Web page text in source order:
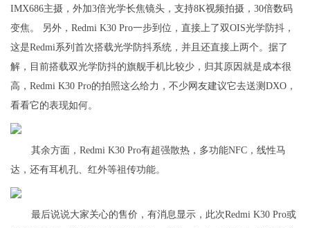
IMX686主摄，外加3倍光学长焦镜头，支持8K视频拍摄，30倍数码
变焦。 另外，Redmi K30 Pro一步到位，直接上了双OIS光学防抖，
这是Redmi系列首次搭载光学防抖系统，并且还直接上两个。据了
解，目前搭载双光学防抖的旗舰手机比较少，归其原因就是成本很
高，Redmi K30 Pro的拍照这么给力，不少网友建议它去送测DXO，
看看它的表现如何。
其余方面，Redmi K30 Pro有超强散热，多功能NFC，线性马
达，还有耳机孔、红外等祖传功能。
最后说说大家关心的售价，有消息显示，此次Redmi K30 Pro或